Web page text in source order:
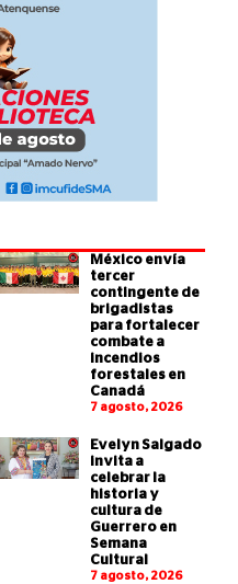
México envía
tercer
contingente de
brigadistas
para fortalecer
combate a
incendios
forestales en
Canadá
7 agosto, 2026
Evelyn Salgado
invita a
celebrar la
historia y
cultura de
Guerrero en
Semana
Cultural
7 agosto, 2026